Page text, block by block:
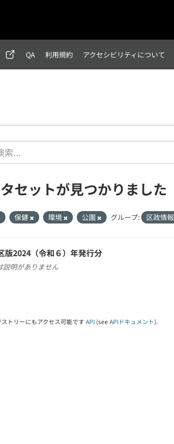
QA 利用規約 アクセシビリティについて
セットが見つかりました
保健 環境 公園 グループ: 区政情報
版2024（令和６）年発行分
説明がありません
トリーにもアクセス可能です API (see APIドキュメント).